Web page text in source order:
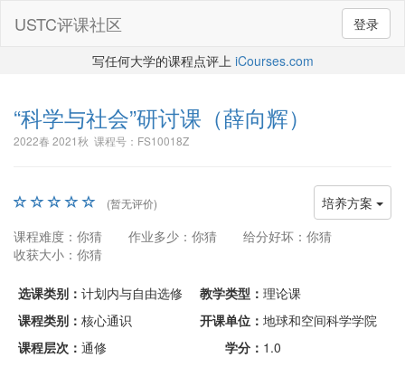
登录
USTC评课社区
写任何大学的课程点评上 iCourses.com
“科学与社会”研讨课 （薛向辉）
2022春 2021秋 课程号：FS10018Z
培养方案
(暂无评价)
课程难度：你猜 作业多少：你猜
给分好坏：你猜
收获大小：你猜
选课类别： 计划内与自由选修 教学类型： 理论课
课程类别： 核心通识 开课单位： 地球和空间科学学院
课程层次： 通修 学分： 1.0